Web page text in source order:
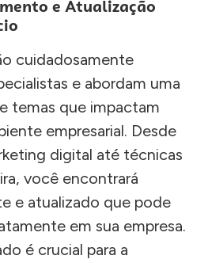
e Atualização
cuidadosamente
e abordam uma
temas que impactam
empresarial. Desde
digital até técnicas
você encontrará
e atualizado que pode
em sua empresa.
é crucial para a